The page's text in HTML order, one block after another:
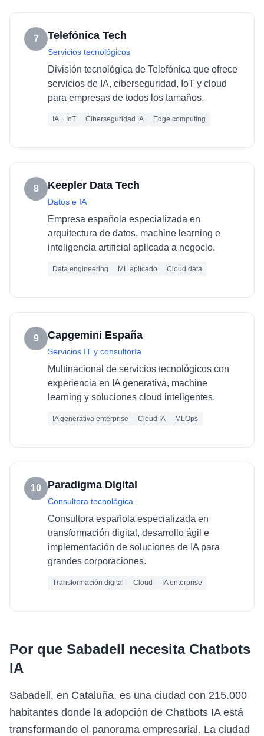
7 Telefónica Tech
Servicios tecnológicos
División tecnológica de Telefónica que ofrece
servicios de IA, ciberseguridad, IoT y cloud
para empresas de todos los tamaños.
IA + IoT Ciberseguridad IA Edge computing
8 Keepler Data Tech
Datos e IA
Empresa española especializada en
arquitectura de datos, machine learning e
inteligencia artificial aplicada a negocio.
Data engineering ML aplicado Cloud data
9 Capgemini España
Servicios IT y consultoría
Multinacional de servicios tecnológicos con
experiencia en IA generativa, machine
learning y soluciones cloud inteligentes.
IA generativa enterprise Cloud IA MLOps
10 Paradigma Digital
Consultora tecnológica
Consultora española especializada en
transformación digital, desarrollo ágil e
implementación de soluciones de IA para
grandes corporaciones.
Transformación digital Cloud IA enterprise
Por que Sabadell necesita Chatbots
IA
Sabadell, en Cataluña, es una ciudad con 215.000
habitantes donde la adopción de Chatbots IA está
transformando el panorama empresarial. La ciudad